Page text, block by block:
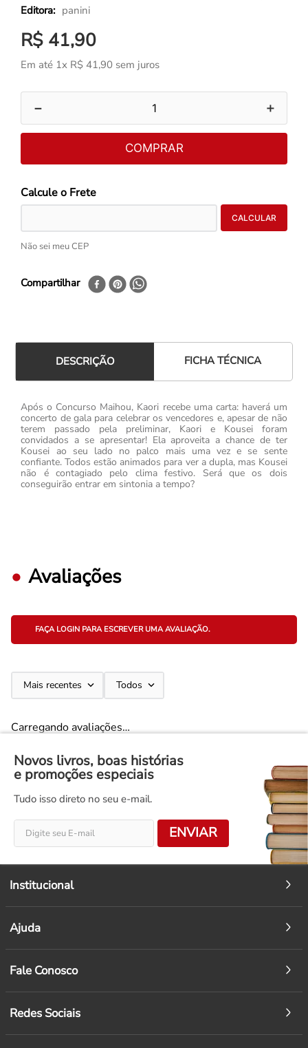
panini
R$ 41,90
Em até 1x R$ 41,90 sem juros
＋
－
COMPRAR
Não sei meu CEP
Compartilhar
DESCRIÇÃO FICHA TÉCNICA
Após o Concurso Maihou, Kaori recebe uma carta: haverá um
concerto de gala para celebrar os vencedores e, apesar de não
terem passado pela preliminar, Kaori e Kousei foram
convidados a se apresentar! Ela aproveita a chance de ter
Kousei ao seu lado no palco mais uma vez e se sente
confiante. Todos estão animados para ver a dupla, mas Kousei
não é contagiado pelo clima festivo. Será que os dois
conseguirão entrar em sintonia a tempo?
Avaliações
FAÇA LOGIN PARA ESCREVER UMA AVALIAÇÃO.
Mais recentes Todos
Carregando avaliações…
Novos livros, boas histórias
e promoções especiais
Tudo isso direto no seu e-mail.
ENVIAR
Institucional
Ajuda
Fale Conosco
Redes Sociais